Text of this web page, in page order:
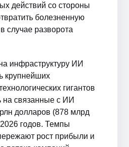
действий со стороны
болезненную
случае разворота
инфраструктуру ИИ
крупнейших
гигантов
на связанные с ИИ
долларов (878 млрд
годов. Темпы
рост прибыли и